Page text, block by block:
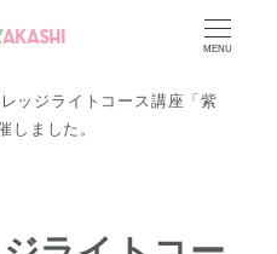
MENU
ッジライトコース講座「紫
ました。